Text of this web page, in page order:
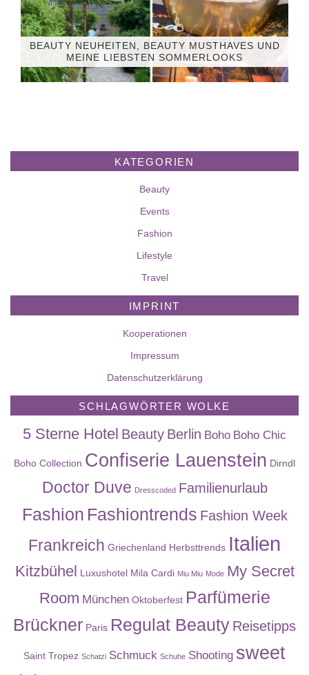
BEAUTY NEUHEITEN, BEAUTY MUSTHAVES UND
MEINE LIEBSTEN SOMMERLOOKS
KATEGORIEN
Beauty
Events
Fashion
Lifestyle
Travel
IMPRINT
Kooperationen
Impressum
Datenschutzerklärung
SCHLAGWÖRTER WOLKE
5 Sterne Hotel Beauty Berlin Boho Boho Chic
Boho Collection Confiserie Lauenstein Dirndl
Doctor Duve Dresscoded Familienurlaub
Fashion Fashiontrends Fashion Week
Frankreich Griechenland Herbsttrends Italien
Kitzbühel Luxushotel Mila Cardi Miu Miu Mode My Secret
Room München Oktoberfest Parfümerie
Brückner Paris Regulat Beauty Reisetipps
Saint Tropez Schatzi Schmuck Schuhe Shooting sweet